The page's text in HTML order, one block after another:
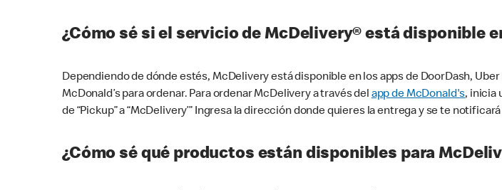
¿Cómo sé si el servicio de McDelivery® está disponible
Dependiendo de dónde estés, McDelivery está disponible en los apps de DoorDash,
McDonald’s para ordenar. Para ordenar McDelivery a través del app de McDonald's, inicia
de “Pickup” a “McDelivery’” Ingresa la dirección donde quieres la entrega y se te notificará
¿Cómo sé qué productos están disponibles para